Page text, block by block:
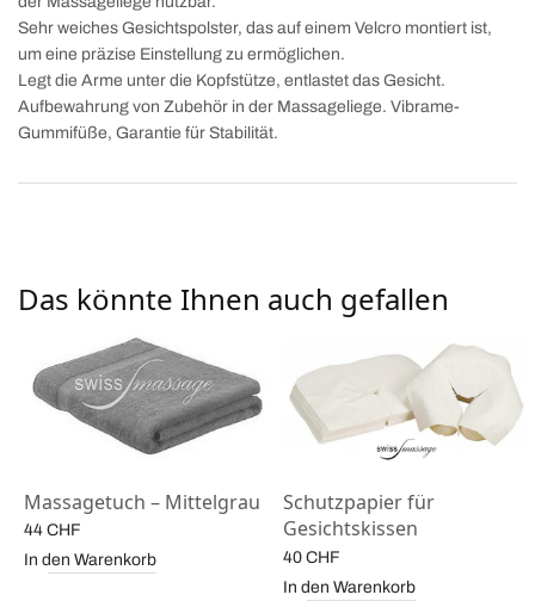
Sehr weiches Gesichtspolster, das auf einem Velcro montiert ist,
um eine präzise Einstellung zu ermöglichen.
Legt die Arme unter die Kopfstütze, entlastet das Gesicht.
Aufbewahrung von Zubehör in der Massageliege. Vibrame-
Gummifüße, Garantie für Stabilität.
Das könnte Ihnen auch gefallen
Massagetuch – Mittelgrau
44 CHF
In den Warenkorb
Schutzpapier für
Gesichtskissen
40 CHF
In den Warenkorb